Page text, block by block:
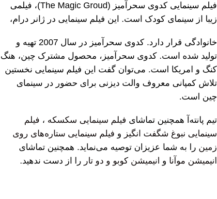
فیلم سینمایی کدوی سحرآمیز (The Magic Groud)، فیلمی
زیبا از سینمای کودک است. این فیلم سینمایی در ژانر درام،
خانوادگی قرار دارد. کدوی سحرآمیز در سال 2007 تهیه و
تولید شده است. کدوی سحرآمیز، محصول مشترک چین، هنگ
کنگ و امریکا است. می‌توان گفت این فیلم سینمایی نخستین
تلاش کمپانی معروف والت دیزنی برای حضور در سینمای
چین است.
تیم پانته‌آ همچنین تماشای فیلم سینمایی سکسکه ، فیلم
سینمایی نبوغ شگفت انگیز و فیلم سینمایی ستاره‌های روی
زمین را به شما عزیزان توصیه می‌نماید. همچنین تماشای
انیمیشن موآنا و انیمیشن کوبو و دو تار را از دست ندهید.